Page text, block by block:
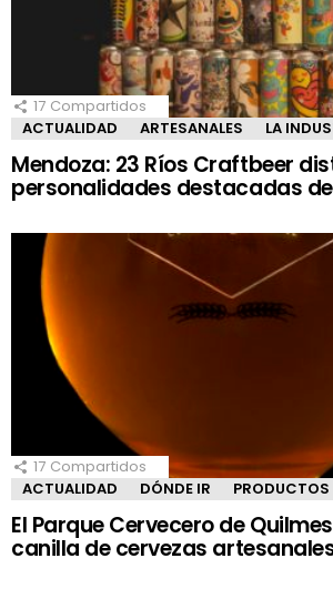
17 Compartidos
ACTUALIDAD
ARTESANALES LA
Mendoza: 23 Ríos Craftbeer
personalidades destacadas
17 Compartidos
ACTUALIDAD
DÓNDE IR PRODUCTOS
El Parque Cervecero de
canilla de cervezas